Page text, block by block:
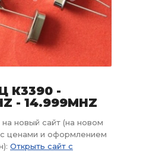
К3390 -
- 14.999MHZ
новый сайт (на новом
с ценами и оформлением
Открыть сайт с